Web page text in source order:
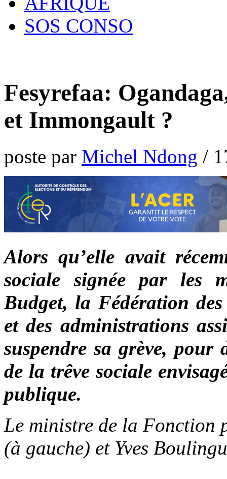
SOS CONSO
Fesyrefaa:
et Immongault ?
poste par Michel Ndong /
Alors qu’elle avait
sociale signée par les
Budget, la Fédération
et des administrations
suspendre sa grève, pour
de la trêve sociale
publique.
Le ministre de la Fonction
(à gauche) et Yves